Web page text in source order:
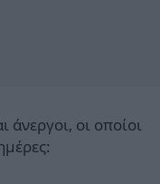
άνεργοι, οι οποίοι